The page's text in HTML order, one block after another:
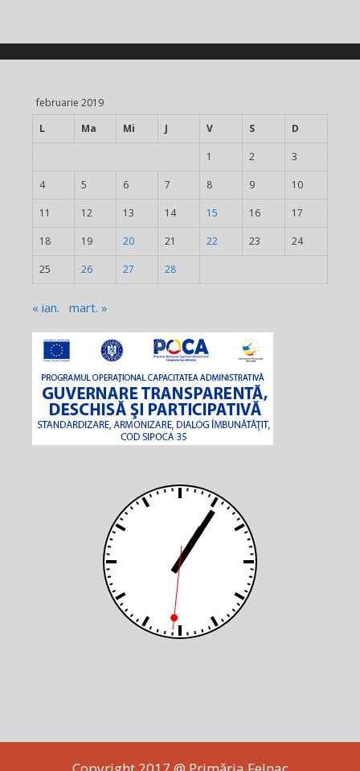
februarie 2019
L
Ma Mi J V S D
1 2 3
4 5 6 7 8 9 10
11 12 13 14 15 16 17
18 19 20 21 22 23 24
25 26 27 28
« ian. mart. »